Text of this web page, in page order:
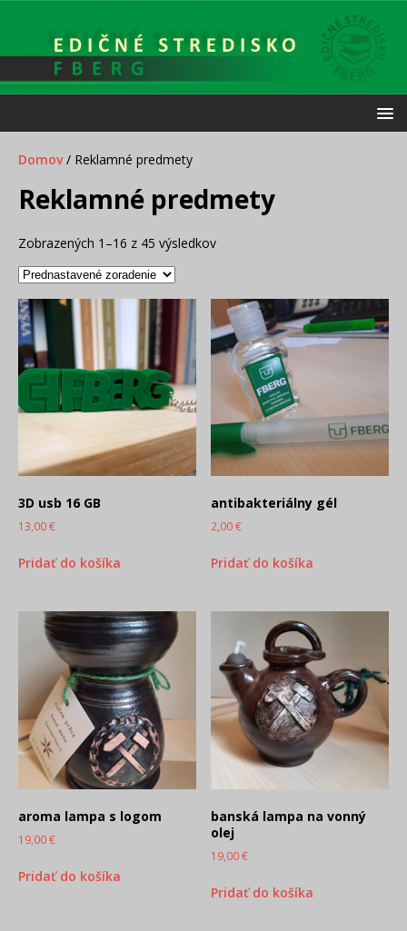
Domov/ Reklamné predmety
Reklamné predmety
Zobrazených 1–16 z 45 výsledkov
3D usb 16 GB
13,00€
Pridať do košíka
antibakteriálny gél
2,00€
Pridať do košíka
aroma lampa s logom
19,00€
Pridať do košíka
banská lampa na vonný
olej
19,00€
Pridať do košíka